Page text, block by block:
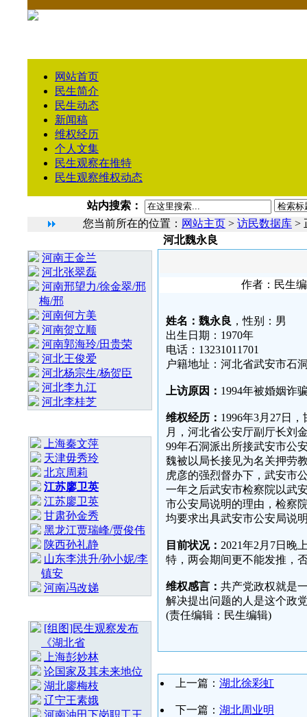
网站首页
民生简介
民生动态
新闻稿
维权经历
个人文集
民生观察在推特
民生观察维权动态
站内搜索：
您当前所在的位置： 网站主页 > 访民数据库 >
河南王金兰
河北张翠磊
河南邢望力/徐金翠/邢
梅/邢
河南何方美
河南贺立顺
河南郭海玲/田贵荣
河北王俊爱
河北杨宗生/杨贺臣
河北李九江
河北李桂芝
上海秦文萍
天津毋秀玲
北京周莉
江苏廖卫英
江苏廖卫英
甘肃孙金秀
黑龙江贾瑞峰/贾俊伟
陕西孙礼静
山东李洪升/孙小妮/李
镇安
河南冯改娣
[组图]民生观察发布
《湖北省
上海彭妙林⁩
论国家及其未来地位
湖北廖梅枝
辽宁王素娥
河南油田下岗职工王
河北魏永良
作者：民生
姓名：魏永良 ，性别：男
出生日期：1970年
电话：13231011701
户籍地址：河北省武安市石
上访原因： 1994年被婚姻诈
维权经历： 1996年3月27日
月，河北省公安厅副厅长刘
99年石洞派出所接武安市公
魏被以局长接见为名关押劳
虎彦的强烈督办下，武安市
一年之后武安市检察院以武
市公安局说明的理由，检察
均要求出具武安市公安局说
目前状况： 2021年2月7日晚
特，两会期间更不能发推，
维权感言： 共产党政权就是
解决提出问题的人是这个政
(责任编辑：民生编辑)
上一篇： 湖北徐彩虹
下一篇： 湖北周业明